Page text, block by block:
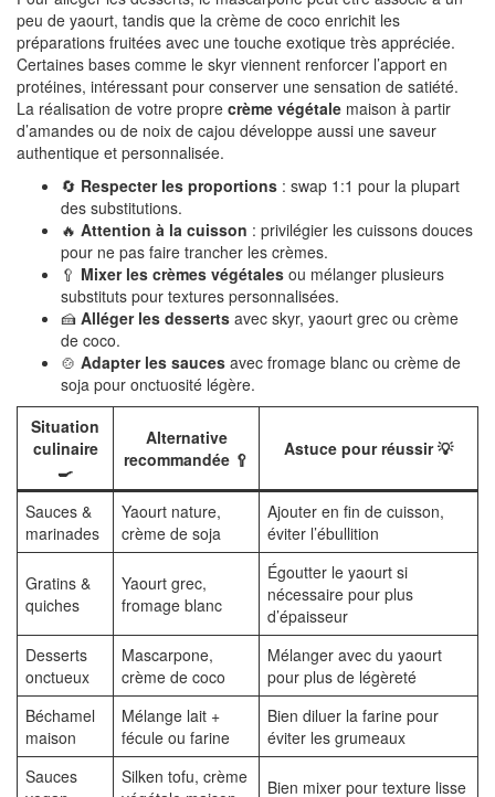
peu de yaourt, tandis que la crème de coco enrichit les
préparations fruitées avec une touche exotique très appréciée.
Certaines bases comme le skyr viennent renforcer l’apport en
protéines, intéressant pour conserver une sensation de satiété.
La réalisation de votre propre crème végétale maison à partir
d’amandes ou de noix de cajou développe aussi une saveur
authentique et personnalisée.
🔄 Respecter les proportions : swap 1:1 pour la plupart
des substitutions.
🔥 Attention à la cuisson : privilégier les cuissons douces
pour ne pas faire trancher les crèmes.
🥄 Mixer les crèmes végétales ou mélanger plusieurs
substituts pour textures personnalisées.
🍰 Alléger les desserts avec skyr, yaourt grec ou crème
de coco.
🍲 Adapter les sauces avec fromage blanc ou crème de
soja pour onctuosité légère.
Situation
culinaire
🍳
Alternative
recommandée 🥄
Astuce pour réussir 💡
Sauces &
marinades
Yaourt nature,
crème de soja
Ajouter en fin de cuisson,
éviter l’ébullition
Gratins &
quiches
Yaourt grec,
fromage blanc
Égoutter le yaourt si
nécessaire pour plus
d’épaisseur
Desserts
onctueux
Mascarpone,
crème de coco
Mélanger avec du yaourt
pour plus de légèreté
Béchamel
maison
Mélange lait +
fécule ou farine
Bien diluer la farine pour
éviter les grumeaux
Sauces
Silken tofu, crème
Bien mixer pour texture lisse